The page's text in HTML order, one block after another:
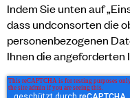
Indem Sie unten auf
dass undconsorten die
personenbezogenen
Ihnen die